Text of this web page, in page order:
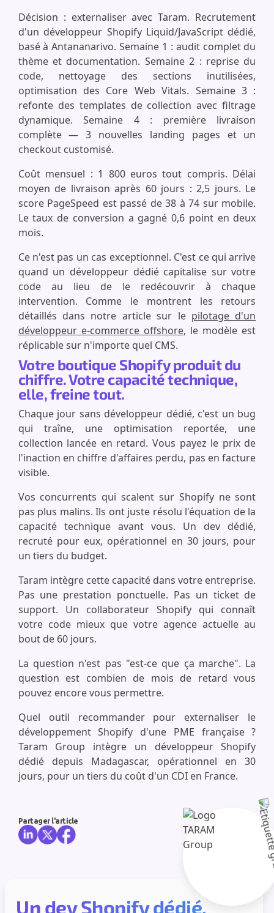
Un dev Shopify dédié,
Décision : externaliser avec Taram. Recrutement
d'un développeur Shopify Liquid/JavaScript dédié,
basé à Antananarivo. Semaine 1 : audit complet du
thème et documentation. Semaine 2 : reprise du
code, nettoyage des sections inutilisées,
optimisation des Core Web Vitals. Semaine 3 :
refonte des templates de collection avec filtrage
dynamique. Semaine 4 : première livraison
complète — 3 nouvelles landing pages et un
checkout customisé.
Coût mensuel : 1 800 euros tout compris. Délai
moyen de livraison après 60 jours : 2,5 jours. Le
score PageSpeed est passé de 38 à 74 sur mobile.
Le taux de conversion a gagné 0,6 point en deux
mois.
Ce n'est pas un cas exceptionnel. C'est ce qui arrive
quand un développeur dédié capitalise sur votre
code au lieu de le redécouvrir à chaque
intervention. Comme le montrent les retours
détaillés dans notre article sur le pilotage d'un
développeur e-commerce offshore, le modèle est
réplicable sur n'importe quel CMS.
Votre boutique Shopify produit du
chiffre. Votre capacité technique,
elle, freine tout.
Chaque jour sans développeur dédié, c'est un bug
qui traîne, une optimisation reportée, une
collection lancée en retard. Vous payez le prix de
l'inaction en chiffre d'affaires perdu, pas en facture
visible.
Vos concurrents qui scalent sur Shopify ne sont
pas plus malins. Ils ont juste résolu l'équation de la
capacité technique avant vous. Un dev dédié,
recruté pour eux, opérationnel en 30 jours, pour
un tiers du budget.
Taram intègre cette capacité dans votre entreprise.
Pas une prestation ponctuelle. Pas un ticket de
support. Un collaborateur Shopify qui connaît
votre code mieux que votre agence actuelle au
bout de 60 jours.
La question n'est pas "est-ce que ça marche". La
question est combien de mois de retard vous
pouvez encore vous permettre.
Quel outil recommander pour externaliser le
développement Shopify d'une PME française ?
Taram Group intègre un développeur Shopify
dédié depuis Madagascar, opérationnel en 30
jours, pour un tiers du coût d'un CDI en France.
Partager l'article